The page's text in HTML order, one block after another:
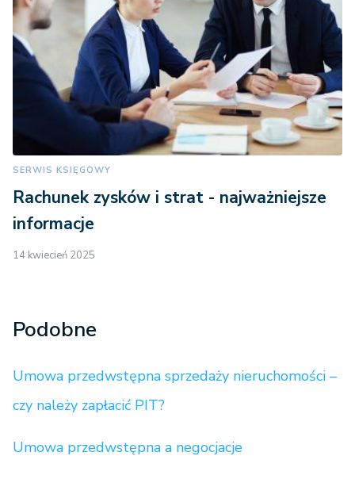
SERWIS KSIĘGOWY
Rachunek zysków i strat - najważniejsze
informacje
14 kwiecień 2025
Podobne
Umowa przedwstępna sprzedaży nieruchomości –
czy należy zapłacić PIT?
Umowa przedwstępna a negocjacje